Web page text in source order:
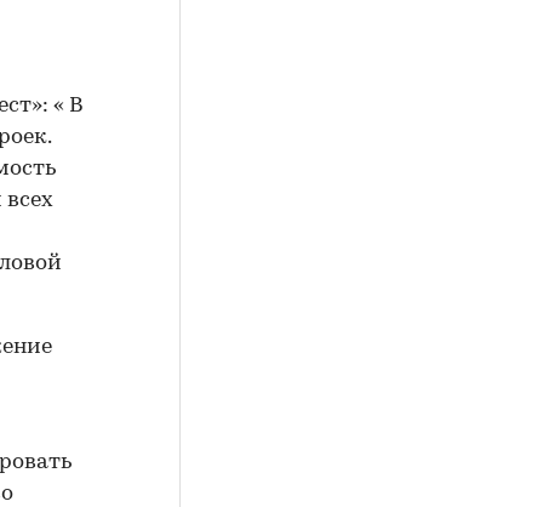
« В